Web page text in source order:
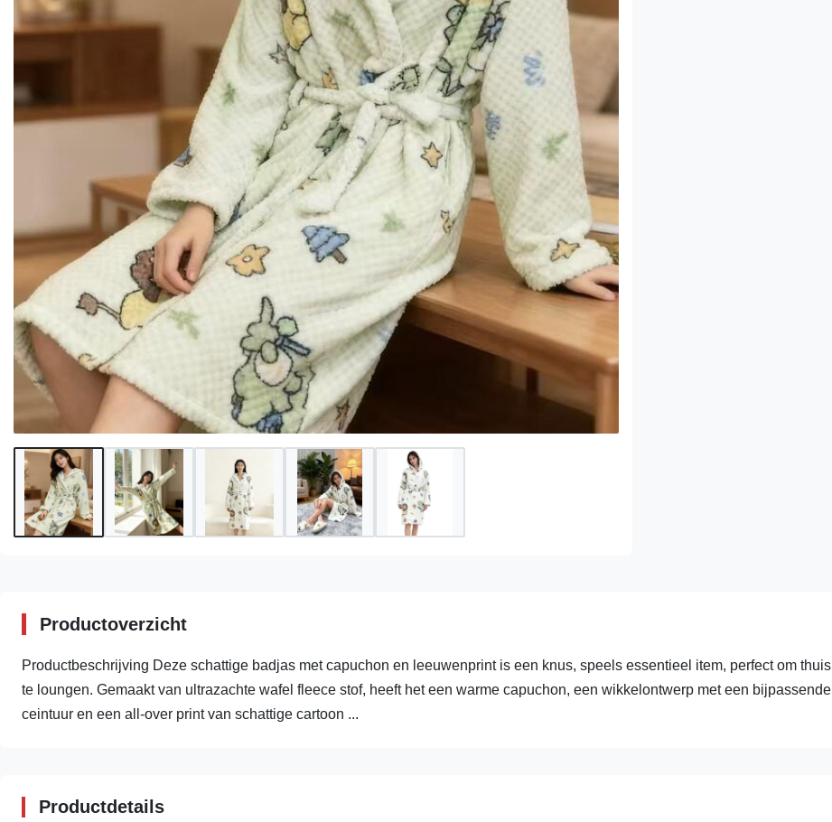
Productoverzicht
Productbeschrijving Deze schattige badjas met capuchon en leeuwenprint is een knus, speels essentieel item, perfect om thuis
te loungen. Gemaakt van ultrazachte wafel fleece stof, heeft het een warme capuchon, een wikkelontwerp met een bijpassende
ceintuur en een all-over print van schattige cartoon ...
Productdetails